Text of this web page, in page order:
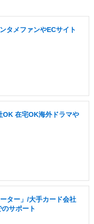
タメファンやECサイト
OK 在宅OK海外ドラマや
ター」/大手カード会社
サポート